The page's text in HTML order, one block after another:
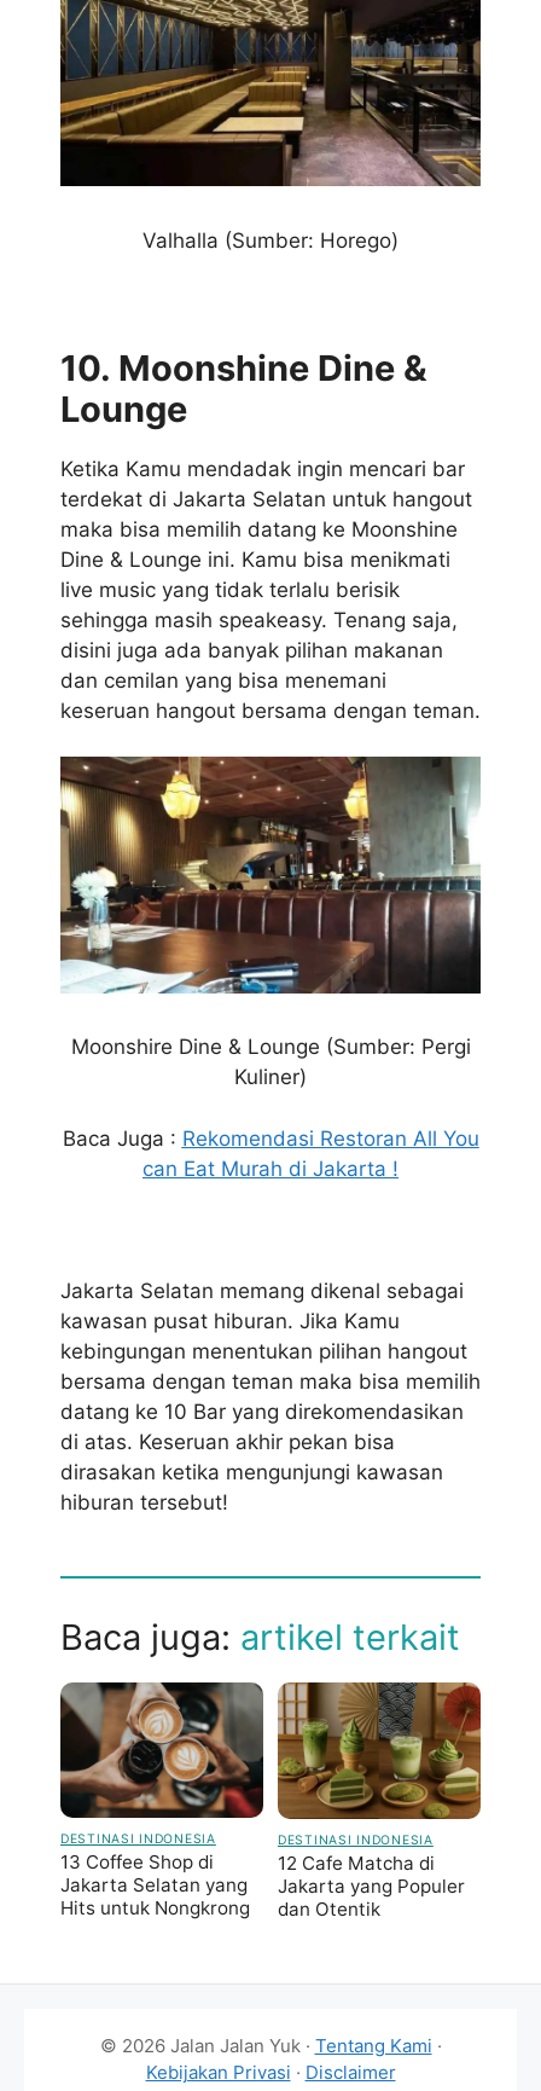
Valhalla (Sumber: Horego)
10. Moonshine Dine &
Lounge
Ketika Kamu mendadak ingin mencari bar
terdekat di Jakarta Selatan untuk hangout
maka bisa memilih datang ke Moonshine
Dine & Lounge ini. Kamu bisa menikmati
live music yang tidak terlalu berisik
sehingga masih speakeasy. Tenang saja,
disini juga ada banyak pilihan makanan
dan cemilan yang bisa menemani
keseruan hangout bersama dengan teman.
Moonshire Dine & Lounge (Sumber: Pergi
Kuliner)
Baca Juga : Rekomendasi Restoran All You
can Eat Murah di Jakarta !
Jakarta Selatan memang dikenal sebagai
kawasan pusat hiburan. Jika Kamu
kebingungan menentukan pilihan hangout
bersama dengan teman maka bisa memilih
datang ke 10 Bar yang direkomendasikan
di atas. Keseruan akhir pekan bisa
dirasakan ketika mengunjungi kawasan
hiburan tersebut!
Baca juga: artikel terkait
DESTINASI INDONESIA
13 Coffee Shop di
Jakarta Selatan yang
Hits untuk Nongkrong
DESTINASI INDONESIA
12 Cafe Matcha di
Jakarta yang Populer
dan Otentik
© 2026 Jalan Jalan Yuk · Tentang Kami ·
Kebijakan Privasi · Disclaimer